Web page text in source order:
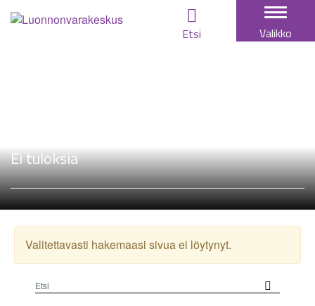
Etsi Valikko
Ei tuloksia
Valitettavasti hakemaasi sivua ei löytynyt.